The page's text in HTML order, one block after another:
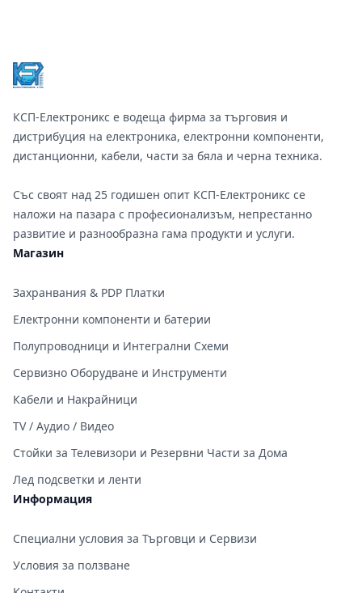
КСП-Електроникс е водеща фирма за търговия и
дистрибуция на електроника, електронни компоненти,
дистанционни, кабели, части за бяла и черна техника.
Със своят над 25 годишен опит КСП-Електроникс се
наложи на пазара с професионализъм, непрестанно
развитие и разнообразна гама продукти и услуги.
Магазин
Захранвания & PDP Платки
Електронни компоненти и батерии
Полупроводници и Интегрални Схеми
Сервизно Оборудване и Инструменти
Кабели и Накрайници
TV / Аудио / Видео
Стойки за Телевизори и Резервни Части за Дома
Лед подсветки и ленти
Информация
Специални условия за Търговци и Сервизи
Условия за ползване